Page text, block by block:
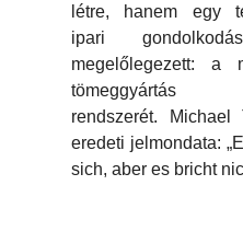
létre, hanem egy
ipari
megelőlegezett: a
tömeggyártás
rendszerét. Michael
eredeti jelmondata:
sich, aber es bricht